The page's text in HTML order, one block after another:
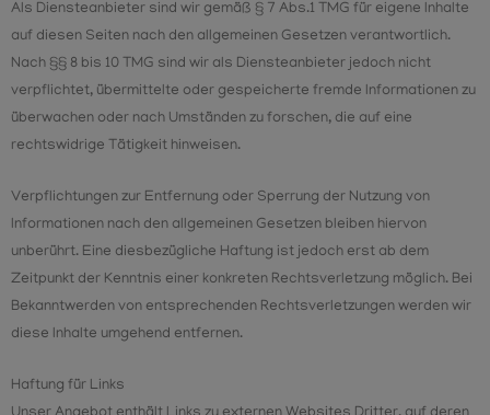
Als Diensteanbieter sind wir gemäß § 7 Abs.1 TMG für eigene Inhalte
auf diesen Seiten nach den allgemeinen Gesetzen verantwortlich.
Nach §§ 8 bis 10 TMG sind wir als Diensteanbieter jedoch nicht
verpflichtet, übermittelte oder gespeicherte fremde Informationen zu
überwachen oder nach Umständen zu forschen, die auf eine
rechtswidrige Tätigkeit hinweisen.
Verpflichtungen zur Entfernung oder Sperrung der Nutzung von
Informationen nach den allgemeinen Gesetzen bleiben hiervon
unberührt. Eine diesbezügliche Haftung ist jedoch erst ab dem
Zeitpunkt der Kenntnis einer konkreten Rechtsverletzung möglich. Bei
Bekanntwerden von entsprechenden Rechtsverletzungen werden wir
diese Inhalte umgehend entfernen.
Haftung für Links